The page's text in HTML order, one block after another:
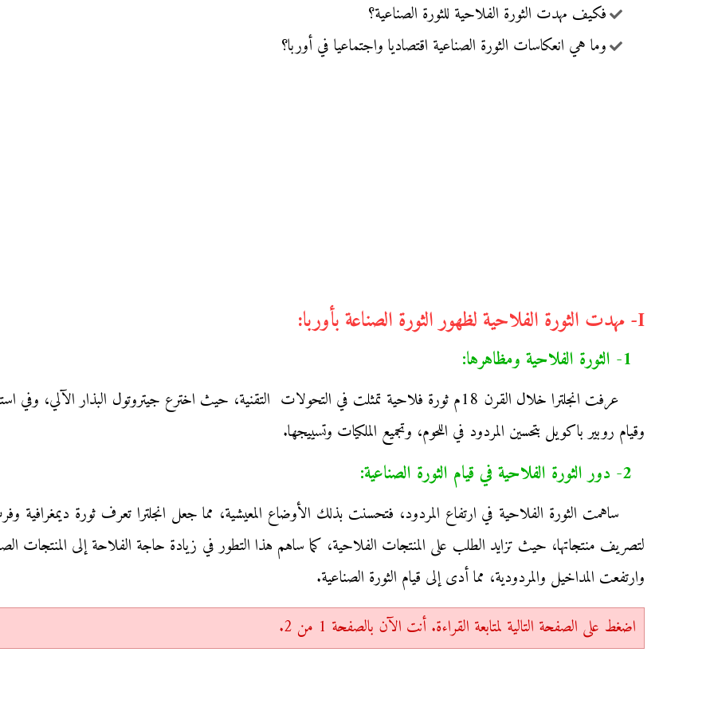
فكيف مهدت الثورة الفلاحية للثورة الصناعية؟
وما هي انعكاسات الثورة الصناعية اقتصاديا واجتماعيا في أوربا؟
I- مهدت الثورة الفلاحية لظهور الثورة الصناعة بأوربا:
1- الثورة الفلاحية ومظاهرها:
عرفت انجلترا خلال القرن 18م ثورة فلاحية تمثلت في التحولات التقنية، حيث اخترع جيتروتول البذار
وقيام روبير باكويل بتحسين المردود في اللحوم، وتجميع الملكيات وتسييجها.
2- دور الثورة الفلاحية في قيام الثورة الصناعية:
ساهمت الثورة الفلاحية في ارتفاع المردود، فتحسنت بذلك الأوضاع المعيشية، مما جعل انجلترا تعرف ثورة ديمغرافية
لتصريف منتجاتها، حيث تزايد الطلب على المنتجات الفلاحية، كما ساهم هذا التطور في زيادة حاجة الفلاحة إلى
وارتفعت المداخيل والمردودية، مما أدى إلى قيام الثورة الصناعية.
اضغط على الصفحة التالية لمتابعة القراءة. أنت الآن بالصفحة 1 من 2.